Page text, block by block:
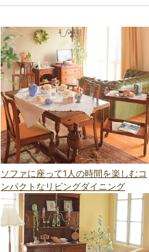
ソファに座って1人の時間を楽しむコ
ンパクトなリビングダイニング